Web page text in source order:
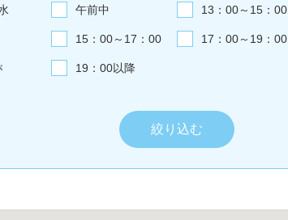
午前中 13：00～15：00
15：00～17：00 17：00～19：00
19：00以降